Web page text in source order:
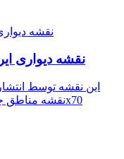
نقشه دیواری
این نقشه توسط